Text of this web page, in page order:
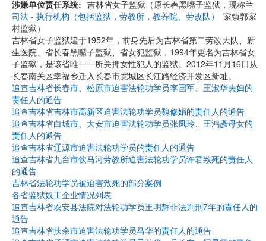
涉嫌单位责任系统
司法 - 执行机构（包括监狱，劳教所，教养院、劳改队）
吉林省女子监狱（原长春黑嘴子监狱，现称兰
家镇郭家
村监狱）
吉林省女子监狱建于1952年，前身先后为吉林省第二劳改大队、新
生医院、省长春黑嘴子监狱、省女犯监狱，1994年更名为吉林省女
子监狱，是该省唯一一所关押女性犯人的监狱。2012年11月16日从
长春南关区幸福乡迁入长春市宽城区长江路经济开发区新址。
追查吉林省长春市、松原市迫害法轮功学员李国军、王淑华夫妇的
责任人的通告
追查吉林省吉林市高新区迫害法轮功学员魏修娟的责任人的通告
追查吉林省白城市、大安市迫害法轮功学员张凤玲、王鸿彥母女的
责任人的通告
追查吉林省辽源市迫害法轮功学员的责任人的通告
追查吉林省九台市饮马河劳教所迫害法轮功学员许君致死的责任人
的通告
吉林省法轮功学员被迫害致死的部分案例
各省监狱奴工企业情况列表
追查吉林省农安县法院对法轮功学员王明辉非法判刑7年的责任人的
通告
追查吉林省扶余市迫害法轮功学员马华的责任人的通告